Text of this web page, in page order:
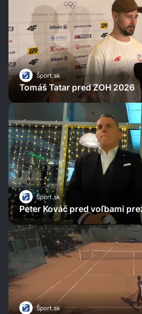
Šport.sk
Tomáš Tatar pred ZOH 2026
Šport.sk
Peter Kováč pred voľbami
Šport.sk